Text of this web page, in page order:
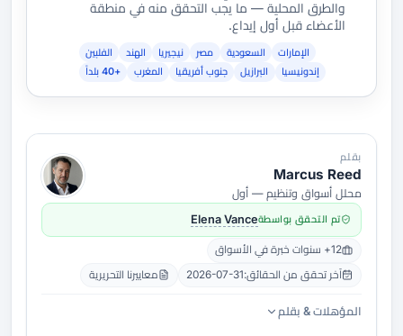
والطرق المحلية — ما يجب التحقق منه في منطقة
الأعضاء قبل أول إيداع.
الإمارات السعودية مصر نيجيريا الهند
الفلبين
إندونيسيا
البرازيل جنوب أفريقيا المغرب +40 بلداً
بقلم
Marcus Reed
محلل أسواق وتنظيم — أول
تم التحقق بواسطةElena Vance
12+ سنوات خبرة في الأسواق
آخر تحقق من الحقائق:2026-07-31 معاييرنا التحريرية
المؤهلات & بقلم